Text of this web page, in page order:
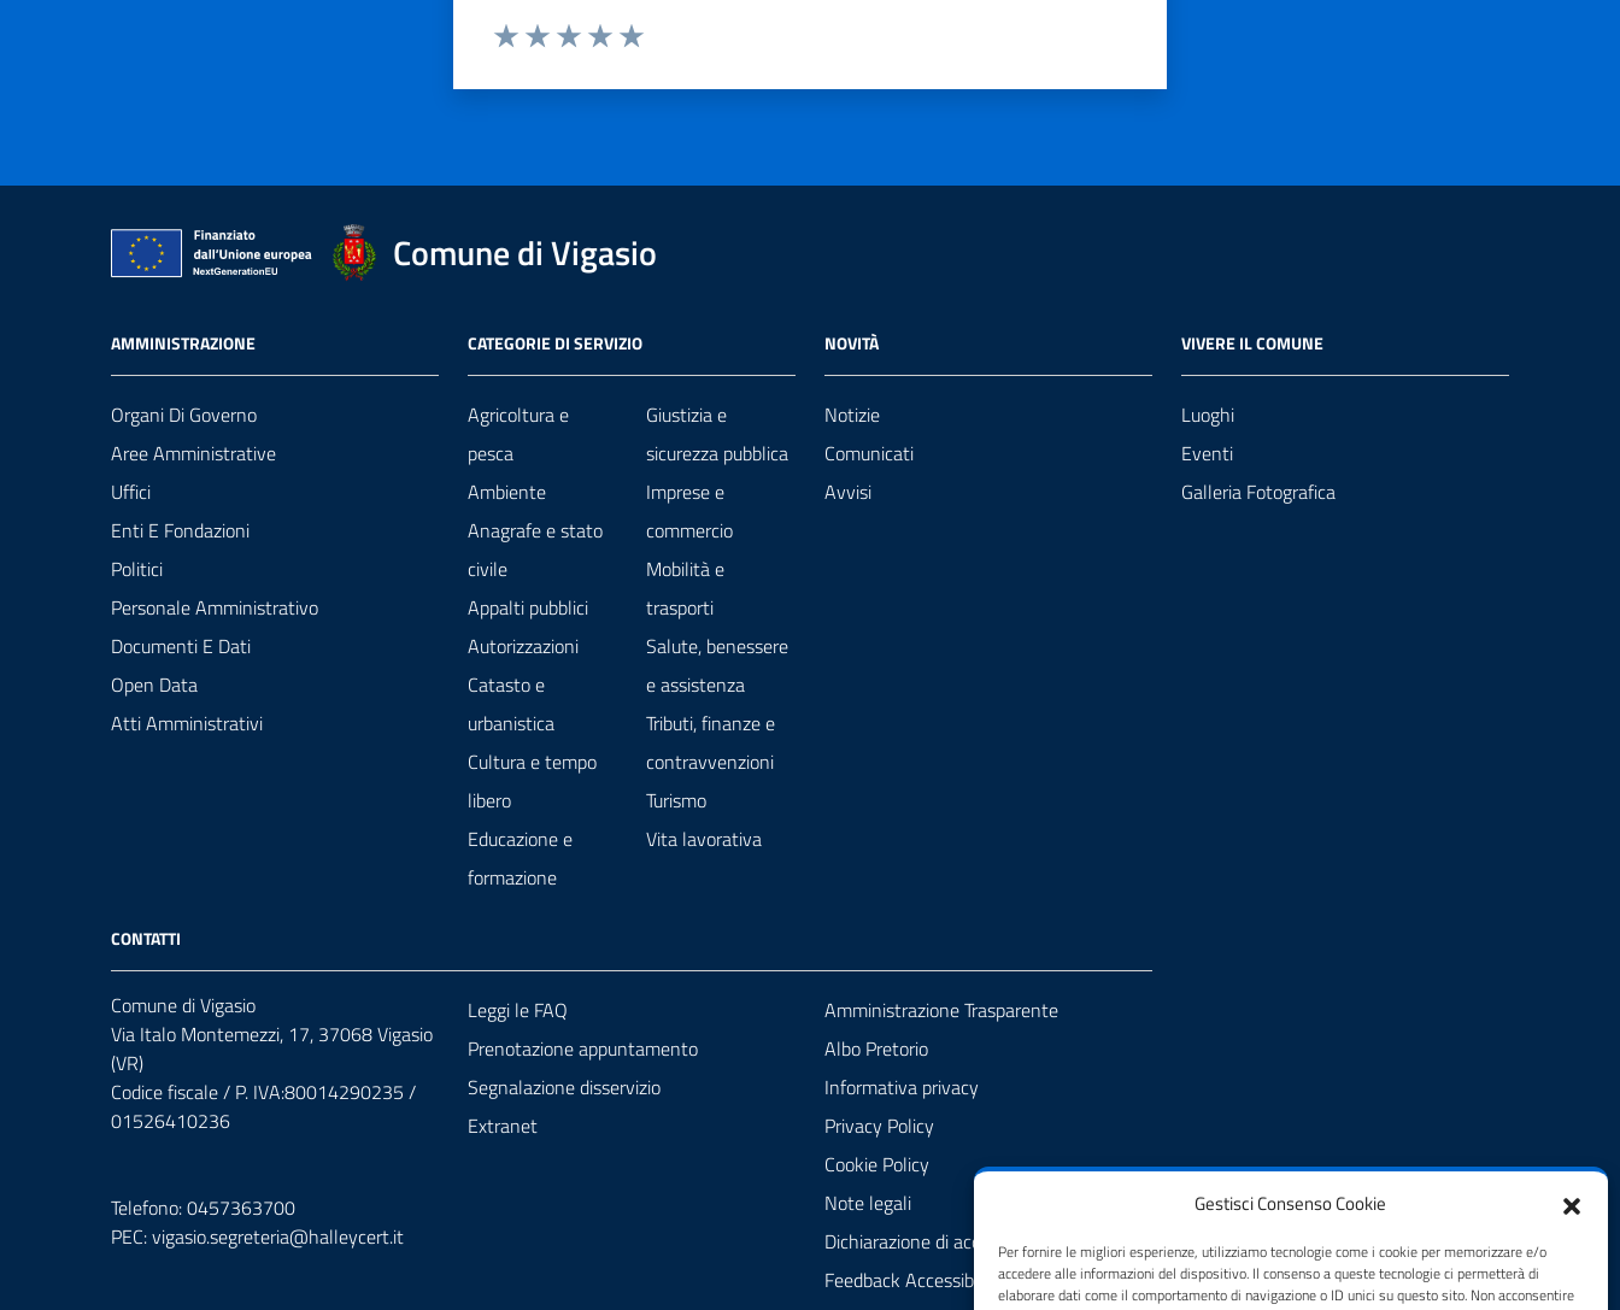
Gestisci Consenso Cookie
Per fornire le migliori esperienze, utilizziamo tecnologie come i cookie per memorizzare e/o
accedere alle informazioni del dispositivo. Il consenso a queste tecnologie ci permetterà di
elaborare dati come il comportamento di navigazione o ID unici su questo sito. Non acconsentire
Comune di Vigasio
AMMINISTRAZIONE
Organi Di Governo
Aree Amministrative
Uffici
Enti E Fondazioni
Politici
Personale Amministrativo
Documenti E Dati
Open Data
Atti Amministrativi
CATEGORIE DI SERVIZIO
Agricoltura e
pesca
Ambiente
Anagrafe e stato
civile
Appalti pubblici
Autorizzazioni
Catasto e
urbanistica
Cultura e tempo
libero
Educazione e
formazione
Giustizia e
sicurezza pubblica
Imprese e
commercio
Mobilità e
trasporti
Salute, benessere
e assistenza
Tributi, finanze e
contravvenzioni
Turismo
Vita lavorativa
NOVITÀ
Notizie
Comunicati
Avvisi
VIVERE IL COMUNE
Luoghi
Eventi
Galleria Fotografica
CONTATTI
Comune di Vigasio
Via Italo Montemezzi, 17, 37068 Vigasio
(VR)
Codice fiscale / P. IVA:80014290235 /
01526410236
Telefono: 0457363700
PEC:vigasio.segreteria@halleycert.it
Leggi le FAQ
Prenotazione appuntamento
Segnalazione disservizio
Extranet
Amministrazione Trasparente
Albo Pretorio
Informativa privacy
Privacy Policy
Cookie Policy
Note legali
Dichiarazione di accessibilità
Feedback Accessibilità